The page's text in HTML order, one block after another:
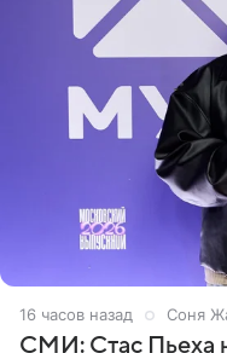
16 часов назад Соня
СМИ: Стас Пьеха